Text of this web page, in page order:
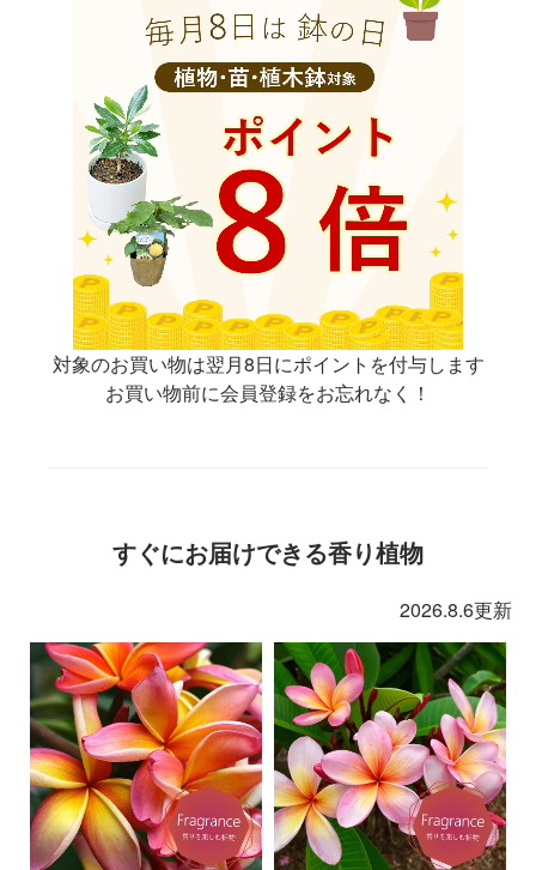
対象のお買い物は翌月8日にポイントを付与します
お買い物前に会員登録をお忘れなく！
すぐにお届けできる香り植物
2026.8.6更新